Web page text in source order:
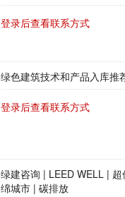
登录后查看联系方式
绿色建筑技术和产品入库推
登录后查看联系方式
绿建咨询 | LEED WELL |
绵城市 | 碳排放